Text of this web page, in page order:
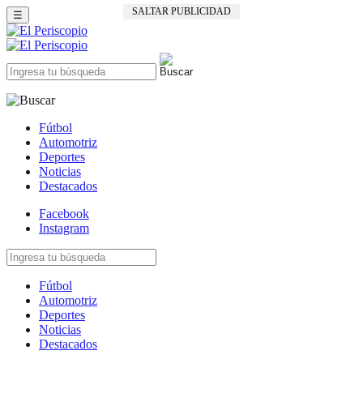
SALTAR PUBLICIDAD
☰
Fútbol
Automotriz
Deportes
Noticias
Destacados
Facebook
Instagram
Fútbol
Automotriz
Deportes
Noticias
Destacados